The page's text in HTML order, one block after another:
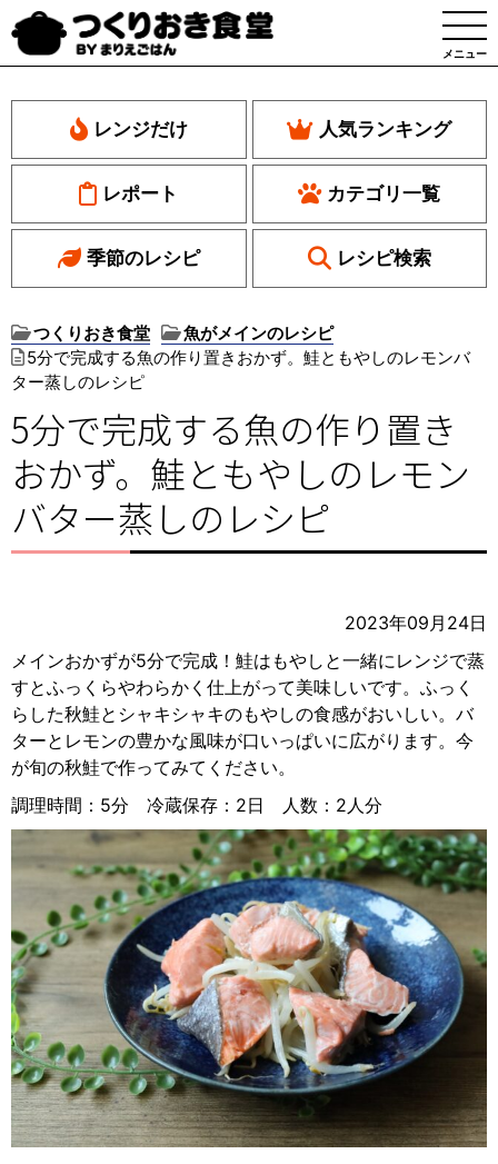
メニュー
レンジだけ 人気ランキング
レポート カテゴリ一覧
季節のレシピ レシピ検索
つくりおき食堂
魚がメインのレシピ
5分で完成する魚の作り置きおかず。鮭ともやしのレモンバ
ター蒸しのレシピ
5分で完成する魚の作り置き
おかず。鮭ともやしのレモン
バター蒸しのレシピ
2023年09月24日
メインおかずが5分で完成！鮭はもやしと一緒にレンジで蒸
すとふっくらやわらかく仕上がって美味しいです。ふっく
らした秋鮭とシャキシャキのもやしの食感がおいしい。バ
ターとレモンの豊かな風味が口いっぱいに広がります。今
が旬の秋鮭で作ってみてください。
調理時間：5分 冷蔵保存：2日 人数：2人分